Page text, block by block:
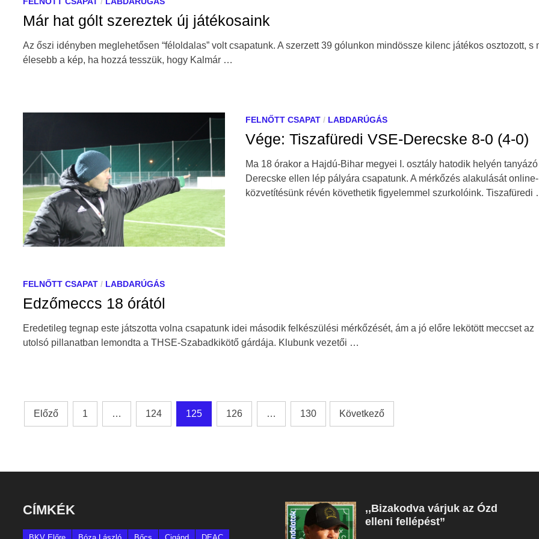
Már hat gólt szereztek új játékosaink
Az őszi idényben meglehetősen “féloldalas” volt csapatunk. A szerzett 39 gólunkon mindössze kilenc játékos osztozott, s
élesebb a kép, ha hozzá tesszük, hogy Kalmár …
FELNŐTT CSAPAT/ LABDARÚGÁS
Vége: Tiszafüredi VSE-Derecske 8-0 (4-0)
Ma 18 órakor a Hajdú-Bihar megyei I. osztály hatodik helyén tanyázó
Derecske ellen lép pályára csapatunk. A mérkőzés alakulását online-
közvetítésünk révén követhetik figyelemmel szurkolóink. Tiszafüredi
FELNŐTT CSAPAT / LABDARÚGÁS
Edzőmeccs 18 órától
Eredetileg tegnap este játszotta volna csapatunk idei második felkészülési mérkőzését, ám a jó előre lekötött meccset az
utolsó pillanatban lemondta a THSE-Szabadkikötő gárdája. Klubunk vezetői …
Bejegyzések
Előző 1 … 124 125 126 … 130 Következő
CÍMKÉK
,,Bizakodva várjuk az Ózd
elleni fellépést”